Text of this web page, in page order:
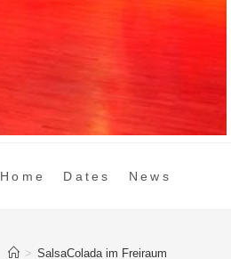
Home Dates News
> SalsaColada im Freiraum